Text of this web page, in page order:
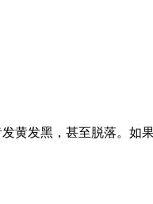
黄发黑，甚至脱落。如